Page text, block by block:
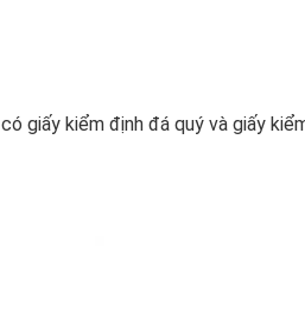
giấy kiểm định đá quý và giấy